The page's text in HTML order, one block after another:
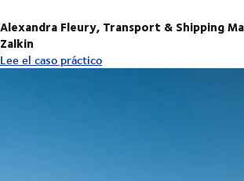
Alexandra Fleury, Transport & Shipping
Zalkin
Lee el caso práctico